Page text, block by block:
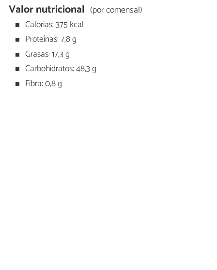
Valor nutricional (por comensal)
Calorías: 375 kcal
Proteínas: 7,8 g
Grasas: 17,3 g
Carbohidratos: 48,3 g
Fibra: 0,8 g